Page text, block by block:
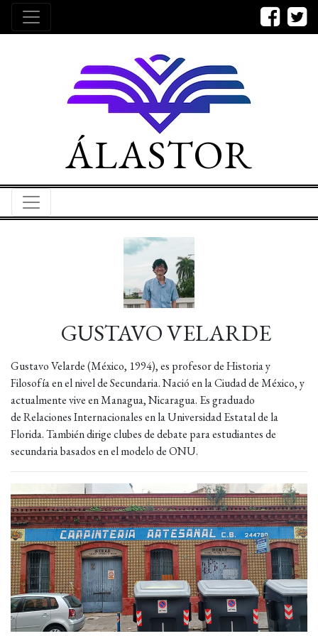
ÁLASTOR
GUSTAVO VELARDE
Gustavo Velarde (México, 1994), es profesor de Historia y
Filosofía en el nivel de Secundaria. Nació en la Ciudad de México, y
actualmente vive en Managua, Nicaragua. Es graduado
de Relaciones Internacionales en la Universidad Estatal de la
Florida. También dirige clubes de debate para estudiantes de
secundaria basados en el modelo de ONU.